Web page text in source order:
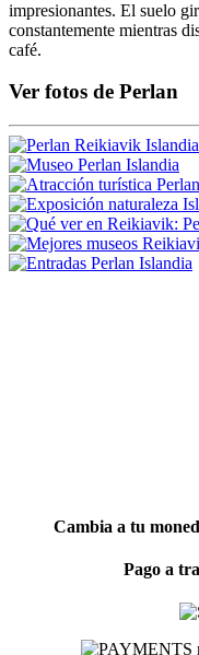
impresionantes. El suelo
constantemente mientras
café.
Ver fotos de Perlan
Cambia a tu
Pago a